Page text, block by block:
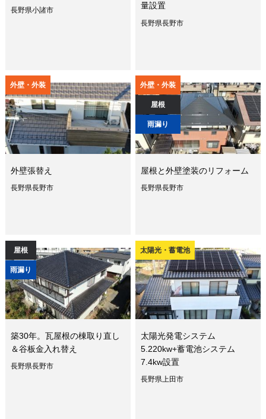
長野県小諸市
量設置
長野県長野市
外壁・外装
外壁張替え
長野県長野市
外壁・外装
屋根
雨漏り
屋根と外壁塗装のリフォーム
長野県長野市
屋根
雨漏り
築30年。瓦屋根の棟取り直し
＆谷板金入れ替え
長野県長野市
太陽光・蓄電池
太陽光発電システム
5.220kw+蓄電池システム
7.4kw設置
長野県上田市